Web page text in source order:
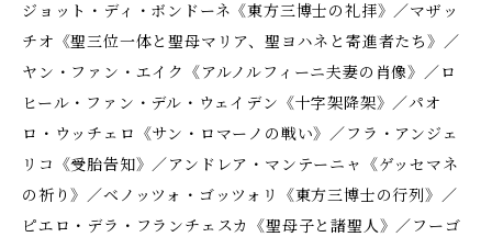
ジョット・ディ・ボンドーネ《東方三博士の礼拝》／マザッ
チオ《聖三位一体と聖母マリア、聖ヨハネと寄進者たち》／
ヤン・ファン・エイク《アルノルフィーニ夫妻の肖像》／ロ
ヒール・ファン・デル・ウェイデン《十字架降架》／パオ
ロ・ウッチェロ《サン・ロマーノの戦い》／フラ・アンジェ
リコ《受胎告知》／アンドレア・マンテーニャ《ゲッセマネ
の祈り》／ベノッツォ・ゴッツォリ《東方三博士の行列》／
ピエロ・デラ・フランチェスカ《聖母子と諸聖人》／フーゴ